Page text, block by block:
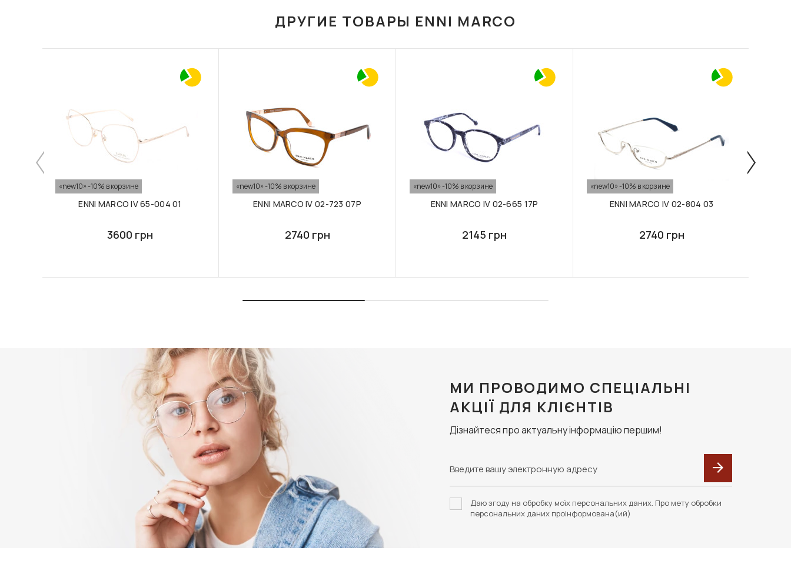
ДРУГИЕ ТОВАРЫ ENNI MARCO
«new10» -10% в корзине
ENNI MARCO IV 65-004 01
3600 грн
«new10» -10% в корзине
ENNI MARCO IV 02-723 07P
2740 грн
«new10» -10% в корзине
ENNI MARCO IV 02-665 17P
2145 грн
«new10» -10% в корзине
ENNI MARCO IV 02-804 03
2740 грн
МИ ПРОВОДИМО СПЕЦІАЛЬНІ
АКЦІЇ ДЛЯ КЛІЄНТІВ
Дізнайтеся про актуальну інформацію першим!
Даю згоду на обробку моїх персональних даних. Про мету обробки
персональних даних проінформована(ий)